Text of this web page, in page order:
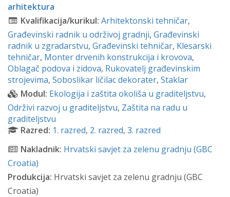
arhitektura
Kvalifikacija/kurikul: Arhitektonski tehničar,
Građevinski radnik u održivoj gradnji, Građevinski
radnik u zgradarstvu, Građevinski tehničar, Klesarski
tehničar, Monter drvenih konstrukcija i krovova,
Oblagač podova i zidova, Rukovatelj građevinskim
strojevima, Soboslikar ličilac dekorater, Staklar
Modul: Ekologija i zaštita okoliša u graditeljstvu,
Održivi razvoj u graditeljstvu, Zaštita na radu u
graditeljstvu
Razred: 1. razred, 2. razred, 3. razred
Nakladnik: Hrvatski savjet za zelenu gradnju (GBC
Croatia)
Produkcija: Hrvatski savjet za zelenu gradnju (GBC
Croatia)